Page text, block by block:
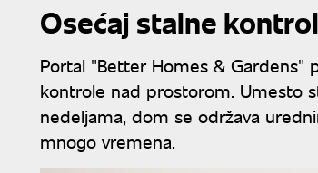
Osećaj stalne
Portal "Better Homes & Gardens"
kontrole nad prostorom. Umesto
nedeljama, dom se održava
mnogo vremena.